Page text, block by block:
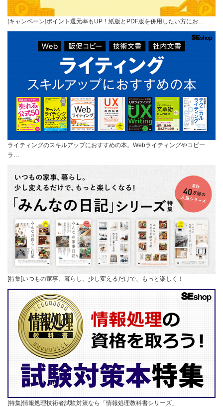
[キャンペーン]ポイント還元率もUP！紙版とPDF版を併用したい方にお…
ライティングのスキルアップにおすすめの本。Webライティングやコピー
ラ…
[特集]いつもの家事、暮らし。少し変えるだけで、もっと楽しく！
[特集]情報処理技術者試験対策なら「情報処理教科書シリーズ」